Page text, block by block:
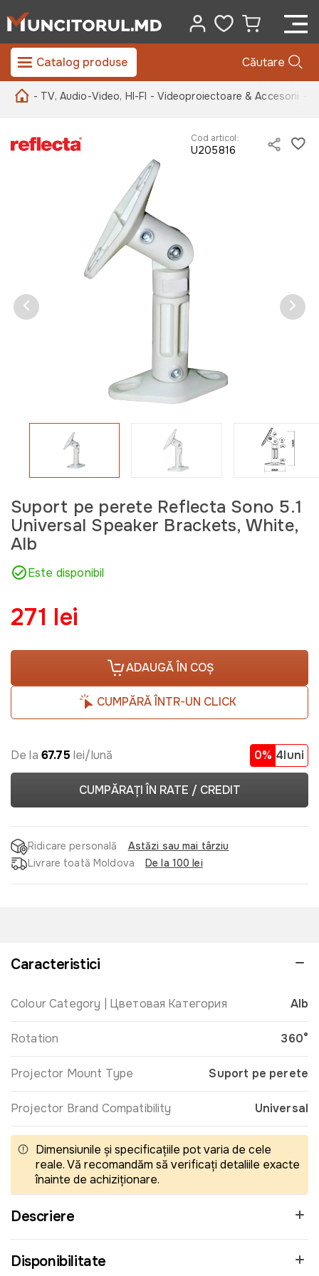
Catalog produse Căutare
- TV, Audio-Video, HI-FI - Videoproiectoare & Accesorii
Cod articol:
U205816
Suport pe perete Reflecta Sono 5.1
Universal Speaker Brackets, White,
Alb
Este disponibil
271 lei
ADAUGĂ ÎN COȘ
CUMPĂRĂ ÎNTR-UN CLICK
De la 67.75 lei/lună 0% 4luni
CUMPĂRAȚI ÎN RATE / CREDIT
Ridicare personală
Astăzi sau mai târziu
Livrare toată Moldova
De la 100 lei
Caracteristici
Colour Category | Цветовая Категория Alb
Rotation 360°
Projector Mount Type Suport pe perete
Projector Brand Compatibility Universal
Dimensiunile și specificațiile pot varia de cele
reale. Vă recomandăm să verificați detaliile exacte
înainte de achiziționare.
Descriere
Disponibilitate